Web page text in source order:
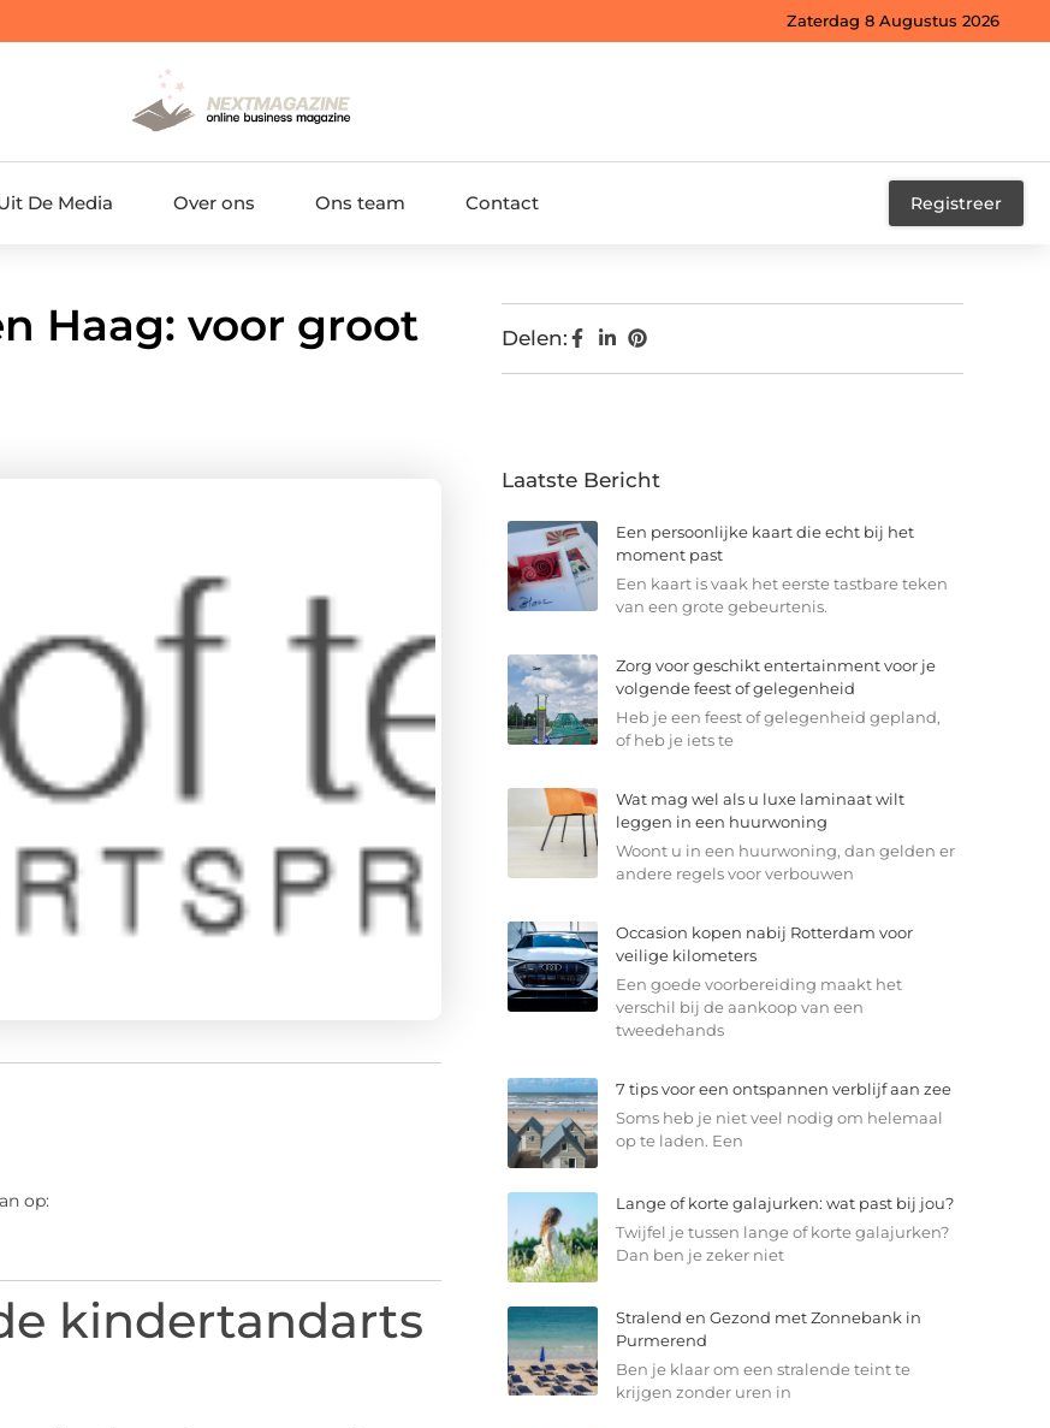
Zaterdag 8 Augustus 2026
De Media Over ons Ons team Contact Registreer
Haag: voor groot
op:
kindertandarts
Delen:
Laatste Bericht
Een persoonlijke kaart die echt bij het
moment past
Een kaart is vaak het eerste tastbare teken
van een grote gebeurtenis.
Zorg voor geschikt entertainment voor je
volgende feest of gelegenheid
Heb je een feest of gelegenheid gepland,
of heb je iets te
Wat mag wel als u luxe laminaat wilt
leggen in een huurwoning
Woont u in een huurwoning, dan gelden er
andere regels voor verbouwen
Occasion kopen nabij Rotterdam voor
veilige kilometers
Een goede voorbereiding maakt het
verschil bij de aankoop van een
tweedehands
7 tips voor een ontspannen verblijf aan zee
Soms heb je niet veel nodig om helemaal
op te laden. Een
Lange of korte galajurken: wat past bij jou?
Twijfel je tussen lange of korte galajurken?
Dan ben je zeker niet
Stralend en Gezond met Zonnebank in
Purmerend
Ben je klaar om een stralende teint te
krijgen zonder uren in